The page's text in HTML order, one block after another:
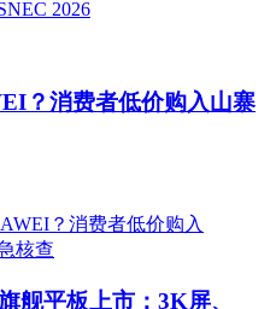
？消费者低价购入山寨
舰平板上市：3K屏、